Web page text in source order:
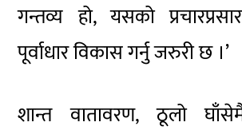
गन्तव्य हो, यसको
पूर्वाधार विकास गर्नु जरुरी छ ।’
शान्त वातावरण, ठूलो